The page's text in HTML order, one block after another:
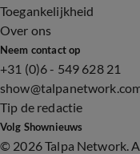
Toegankelijkheid
Over ons
Neem contact op
+31 (0)6 - 549 628 21
Tip de redactie
Volg Shownieuws
© 2026 Talpa Network.